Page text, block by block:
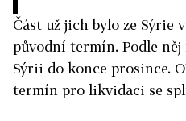
Část už jich bylo ze Sýrie
původní termín. Podle
Sýrii do konce prosince.
termín pro likvidaci se